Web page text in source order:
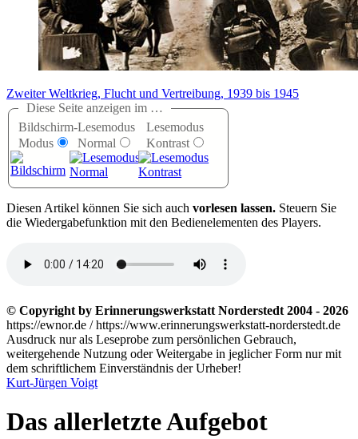
Zweiter Weltkrieg, Flucht und Vertreibung, 1939 bis 1945
Diese Seite anzeigen im …
Bildschirm-
Modus
Lesemodus
Normal
Lesemodus
Kontrast
Diesen Artikel können Sie sich auch vorlesen lassen. Steuern Sie
die Wiedergabefunktion mit den Bedienelementen des Players.
© Copyright by Erinnerungswerkstatt Norderstedt 2004 - 2026
https://ewnor.de / https://www.erinnerungswerkstatt-norderstedt.de
Ausdruck nur als Leseprobe zum persönlichen Gebrauch,
weitergehende Nutzung oder Weitergabe in jeglicher Form nur mit
dem schriftlichem Einverständnis der Urheber!
Kurt-Jürgen Voigt
Das allerletzte Aufgebot